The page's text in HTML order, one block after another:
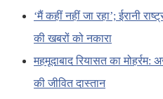
‘मैं कहीं नहीं जा रहा’; ईरानी
की खबरों को नकारा
महमूदाबाद रियासत का मोहर्रम:
की जीवित दास्तान